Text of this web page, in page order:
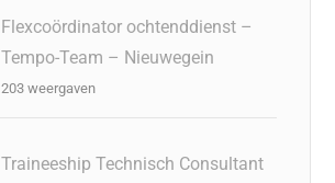
Flexcoördinator ochtenddienst –
Tempo-Team – Nieuwegein
203 weergaven
Traineeship Technisch Consultant